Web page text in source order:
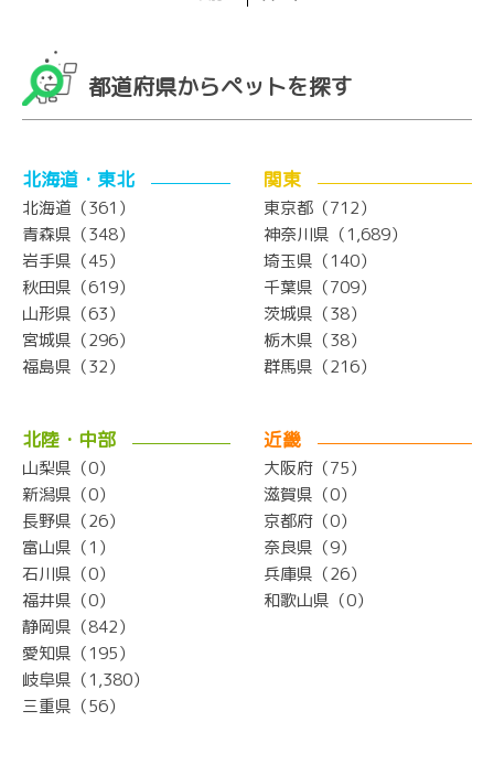
都道府県からペットを探す
北海道・東北
北海道（361）
青森県（348）
岩手県（45）
秋田県（619）
山形県（63）
宮城県（296）
福島県（32）
関東
東京都（712）
神奈川県（1,689）
埼玉県（140）
千葉県（709）
茨城県（38）
栃木県（38）
群馬県（216）
北陸・中部
山梨県（0）
新潟県（0）
長野県（26）
富山県（1）
石川県（0）
福井県（0）
静岡県（842）
愛知県（195）
岐阜県（1,380）
三重県（56）
近畿
大阪府（75）
滋賀県（0）
京都府（0）
奈良県（9）
兵庫県（26）
和歌山県（0）